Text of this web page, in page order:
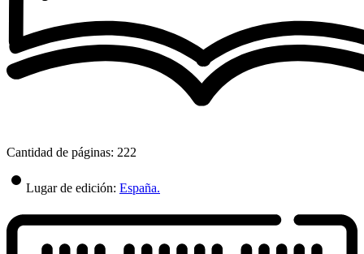
Cantidad de páginas: 222
Lugar de edición: España.